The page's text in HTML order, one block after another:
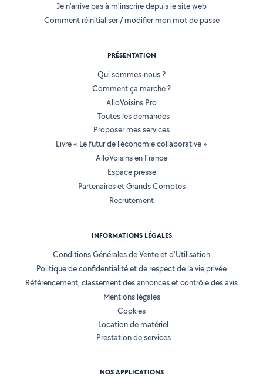
Je n'arrive pas à m'inscrire depuis le site web
Comment réinitialiser / modifier mon mot de passe
PRÉSENTATION
Qui sommes-nous ?
Comment ça marche ?
AlloVoisins Pro
Toutes les demandes
Proposer mes services
Livre « Le futur de l'économie collaborative »
AlloVoisins en France
Espace presse
Partenaires et Grands Comptes
Recrutement
INFORMATIONS LÉGALES
Conditions Générales de Vente et d'Utilisation
Politique de confidentialité et de respect de la vie privée
Référencement, classement des annonces et contrôle des avis
Mentions légales
Cookies
Location de matériel
Prestation de services
NOS APPLICATIONS